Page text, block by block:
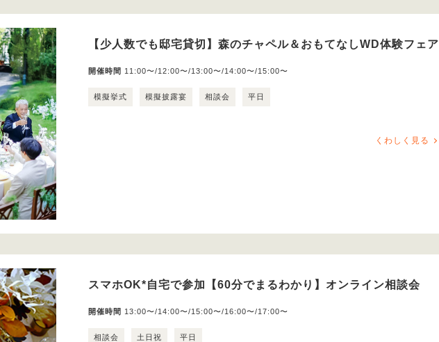
【少人数でも邸宅貸切】森のチャペル＆おもてなしWD体験フェア
開催時間 11:00〜/12:00〜/13:00〜/14:00〜/15:00〜
模擬挙式 模擬披露宴 相談会 平日
くわしく見る
スマホOK*自宅で参加【60分でまるわかり】オンライン相談会
開催時間 13:00〜/14:00〜/15:00〜/16:00〜/17:00〜
相談会 土日祝 平日